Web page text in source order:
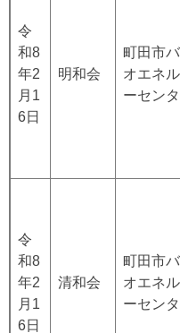
令
和8
年2
月1
6日
明和会
町田市
オエネ
ーセン
令
和8
年2
月1
6日
清和会
町田市
オエネ
ーセン